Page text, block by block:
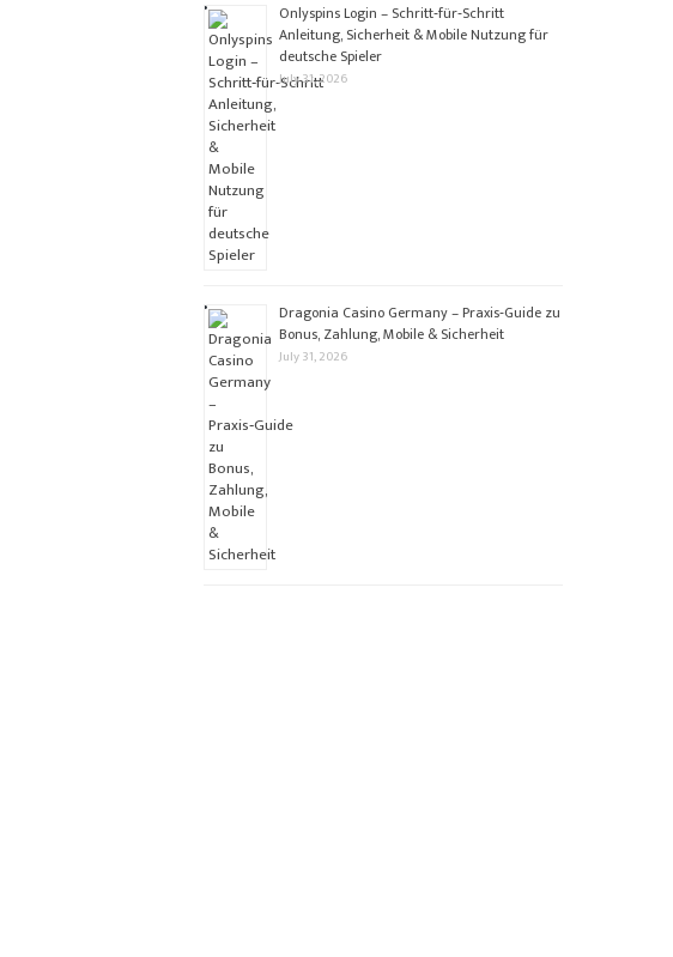
Onlyspins Login – Schritt‑für‑Schritt
Anleitung, Sicherheit & Mobile Nutzung für
deutsche Spieler
July 31, 2026
Dragonia Casino Germany – Praxis‑Guide zu
Bonus, Zahlung, Mobile & Sicherheit
July 31, 2026